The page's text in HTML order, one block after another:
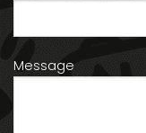
Message